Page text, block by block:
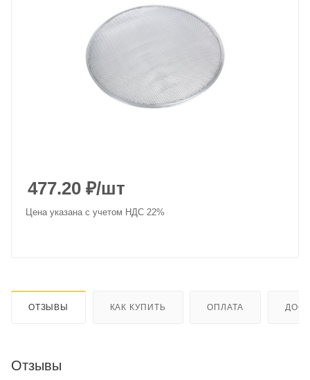
477.20 ₽/шт
Цена указана с учетом НДС 22%
ОТЗЫВЫ КАК КУПИТЬ ОПЛАТА
Отзывы